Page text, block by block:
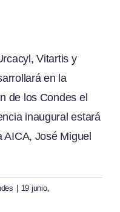
Vitartis y
en la
de los Condes el
inaugural estará
AICA, José Miguel
| 19 junio,